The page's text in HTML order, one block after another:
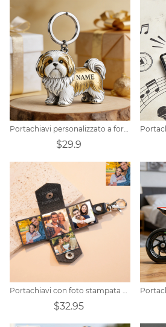
Portachiavi personalizzato a forma di shih tzu
$29.9
Portachiavi con foto stampata a colori in pelle personalizzata
$32.95